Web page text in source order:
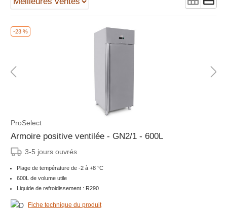
-23 %
ProSelect
Armoire positive ventilée - GN2/1 - 600L
3-5 jours ouvrés
Plage de température de -2 à +8 °C
600L de volume utile
Liquide de refroidissement : R290
Fiche technique du produit